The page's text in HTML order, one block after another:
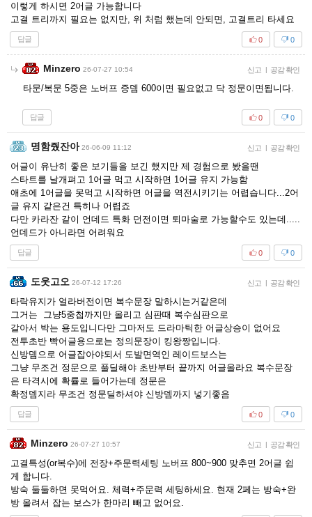
이렇게 하시면 2어글 가능합니다
고결 트리까지 필요는 없지만, 위 처럼 했는데 안되면, 고결트리 타세요
답글 0
0
Minzero 26-07-27 10:54 신고 | 공감 확인
타문/복문 5중은 노버프 증뎀 600이면 필요없고 닥 정문이면됩니다.
답글 0
0
명함줬잔아 26-06-09 11:12 신고 | 공감 확인
어글이 유난히 좋은 보기들을 보긴 했지만 제 경험으로 봤을땐
스타트를 날개펴고 1어글 먹고 시작하면 1어글 유지 가능함
애초에 1어글을 못먹고 시작하면 어글을 역전시키기는 어렵습니다...2어
글 유지 같은건 특히나 어렵죠
다만 카라잔 같이 언데드 특화 던전이면 퇴마술로 가능할수도 있는데.....
언데드가 아니라면 어려워요
답글 0
0
도웃고오 26-07-12 17:26 신고 | 공감 확인
타락유지가 얼라버전이면 복수문장 말하시는거같은데
그거는 그냥5중첩까지만 올리고 심판때 복수심판으로
갈아서 박는 용도입니다만 그마저도 드라마틱한 어글상승이 없어요
전투초반 빡어글용으로는 정의문장이 킹왕짱입니다.
신방뎀으로 어글잡아야되서 도발면역인 레이드보스는
그냥 무조건 정문으로 풀딜해야 초반부터 끝까지 어글올라요 복수문장
은 타격시에 확률로 들어가는데 정문은
확정뎀지라 무조건 정문딜하셔야 신방뎀까지 넣기좋음
답글 0
0
Minzero 26-07-27 10:57 신고 | 공감 확인
고결특성(or복수)에 전장+주문력세팅 노버프 800~900 맞추면 2어글 쉽
게 합니다.
방숙 둘둘하면 못먹어요. 체력+주문력 세팅하세요. 현재 2페는 방숙+완
방 올려서 잡는 보스가 한마리 빼고 없어요.